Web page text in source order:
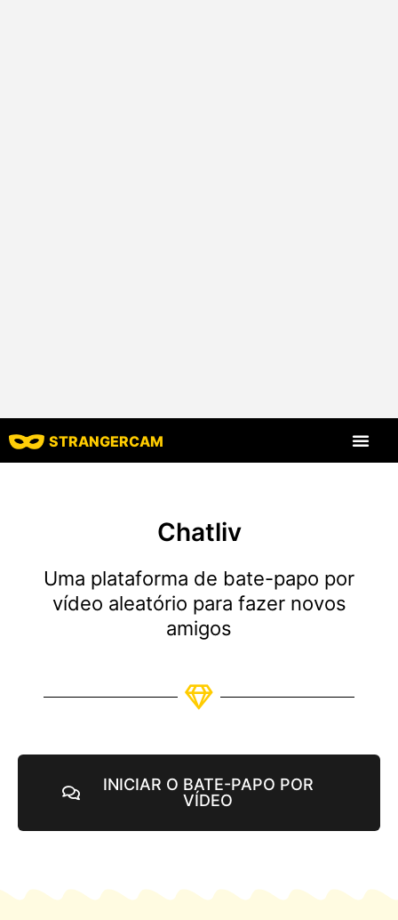
STRANGERCAM
Chatliv
Uma plataforma de bate-papo por
vídeo aleatório para fazer novos
amigos
INICIAR O BATE-PAPO POR
VÍDEO